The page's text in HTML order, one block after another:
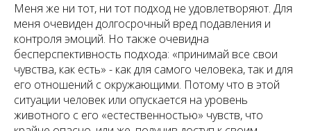
Меня же ни тот, ни тот подход не удовлетворяют. Для
меня очевиден долгосрочный вред подавления и
контроля эмоций. Но также очевидна
бесперспективность подхода: «принимай все свои
чувства, как есть» - как для самого человека, так и для
его отношений с окружающими. Потому что в этой
ситуации человек или опускается на уровень
животного с его «естественностью» чувств, что